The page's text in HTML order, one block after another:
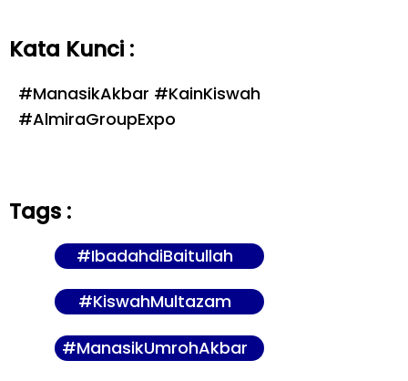
Kata Kunci :
#ManasikAkbar #KainKiswah
#AlmiraGroupExpo
Tags :
#IbadahdiBaitullah
#KiswahMultazam
#ManasikUmrohAkbar